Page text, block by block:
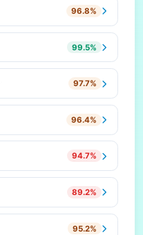
96.8%
99.5%
97.7%
96.4%
94.7%
89.2%
95.2%